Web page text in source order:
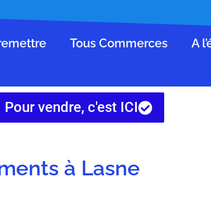
Tous Commerces A
Pour vendre, c'est ICI
à Lasne